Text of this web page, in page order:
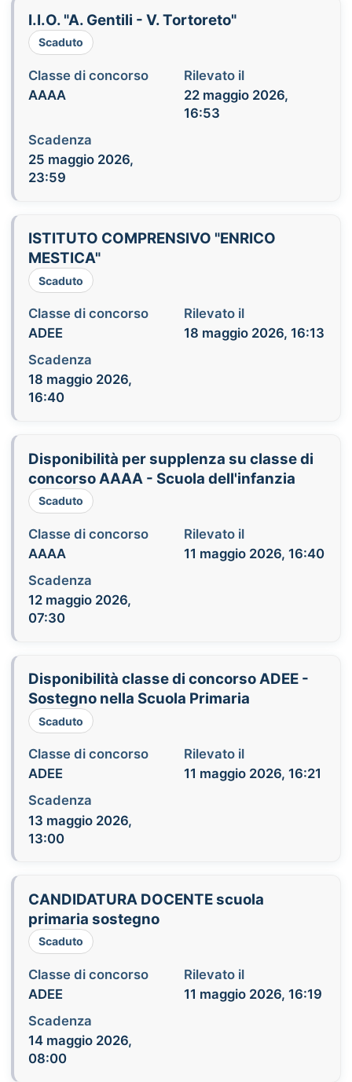
I.I.O. "A. Gentili - V. Tortoreto"
Scaduto
Classe di concorso
AAAA
Rilevato il
22 maggio 2026,
16:53
Scadenza
25 maggio 2026,
23:59
ISTITUTO COMPRENSIVO "ENRICO
MESTICA"
Scaduto
Classe di concorso
ADEE
Rilevato il
18 maggio 2026, 16:13
Scadenza
18 maggio 2026,
16:40
Disponibilità per supplenza su classe di
concorso AAAA - Scuola dell'infanzia
Scaduto
Classe di concorso
AAAA
Rilevato il
11 maggio 2026, 16:40
Scadenza
12 maggio 2026,
07:30
Disponibilità classe di concorso ADEE -
Sostegno nella Scuola Primaria
Scaduto
Classe di concorso
ADEE
Rilevato il
11 maggio 2026, 16:21
Scadenza
13 maggio 2026,
13:00
CANDIDATURA DOCENTE scuola
primaria sostegno
Scaduto
Classe di concorso
ADEE
Rilevato il
11 maggio 2026, 16:19
Scadenza
14 maggio 2026,
08:00